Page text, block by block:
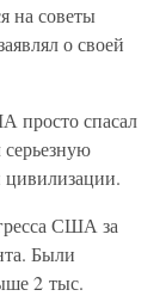
на советы
о своей
просто спасал
цивилизации.
США за
Были
2 тыс.